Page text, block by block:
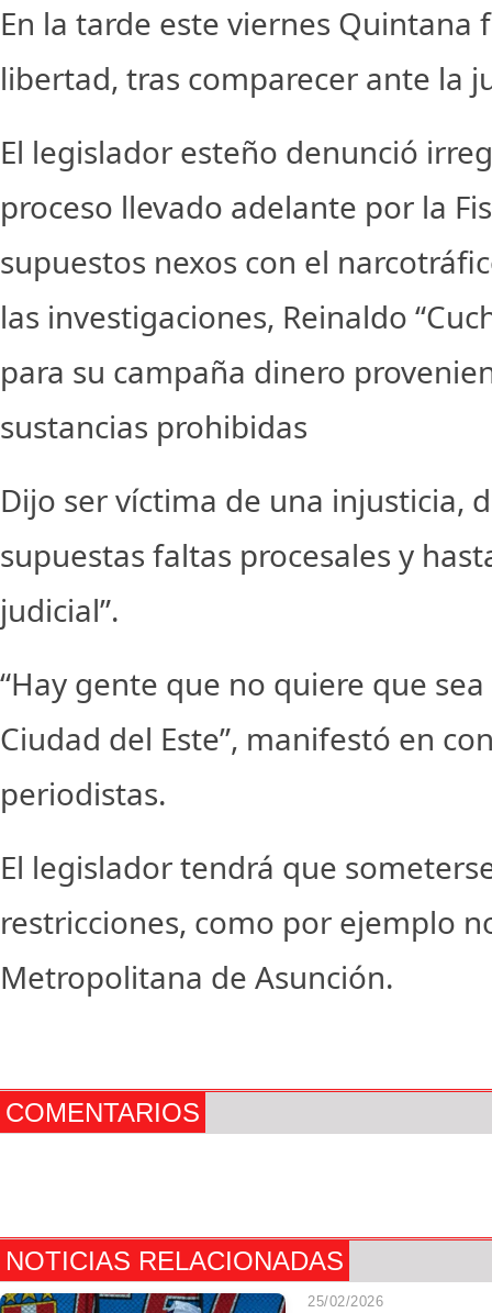
En la tarde este viernes Quintana
libertad, tras comparecer ante la
El legislador esteño denunció
proceso llevado adelante por la
supuestos nexos con el
las investigaciones, Reinaldo
para su campaña dinero
sustancias prohibidas
Dijo ser víctima de una injusticia,
supuestas faltas procesales y
judicial”.
“Hay gente que no quiere que
Ciudad del Este”, manifestó en
periodistas.
El legislador tendrá que
restricciones, como por ejemplo
Metropolitana de Asunción.
COMENTARIOS
NOTICIAS RELACIONADAS
25/02/2026